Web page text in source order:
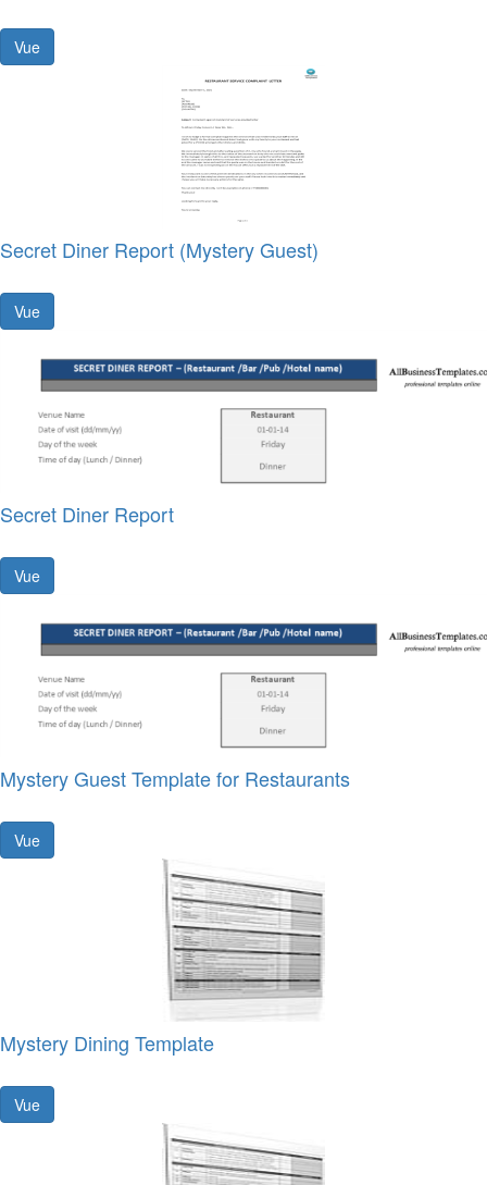
Vue
Secret Diner Report (Mystery Guest)
Vue
Secret Diner Report
Vue
Mystery Guest Template for Restaurants
Vue
Mystery Dining Template
Vue